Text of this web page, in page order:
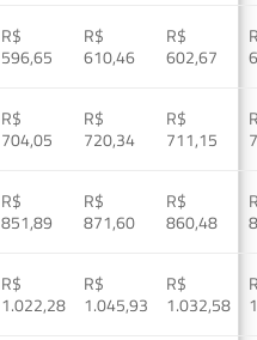
R$
596,65
R$
610,46
R$
602,67
R$
704,05
R$
720,34
R$
711,15
R$
851,89
R$
871,60
R$
860,48
R$
1.022,28
R$
1.045,93
R$
1.032,58